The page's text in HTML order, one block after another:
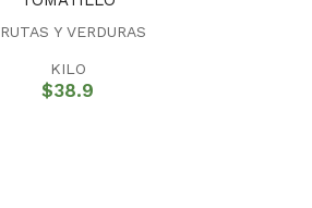
Y VERDURAS
KILO
$38.9